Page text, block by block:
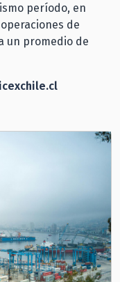
período, en
de
un promedio de